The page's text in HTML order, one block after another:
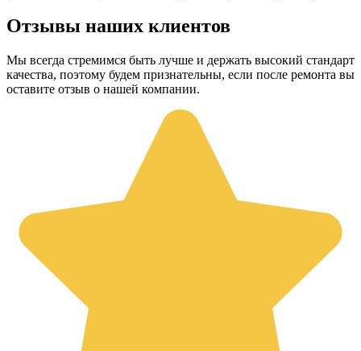
Отзывы наших клиентов
Мы всегда стремимся быть лучше и держать высокий стандарт
качества, поэтому будем признательны, если после ремонта вы
оставите отзыв о нашей компании.